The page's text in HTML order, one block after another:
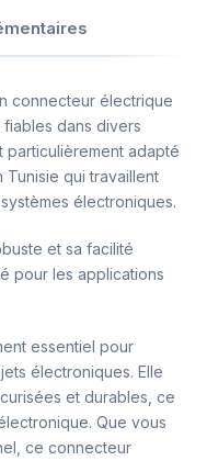
connecteur électrique
dans divers
adapté
Tunisie qui travaillent
électroniques.
et sa facilité
pour les applications
essentiel pour
électroniques. Elle
et durables, ce
Que vous
ce connecteur